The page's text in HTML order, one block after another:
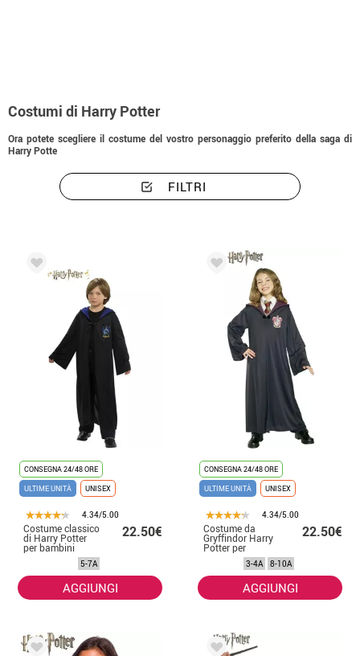
Costumi di Harry Potter
Ora potete scegliere il costume del vostro personaggio preferito della saga di
Harry Potte
FILTRI
CONSEGNA 24/48 ORE
ULTIME UNITÀ
UNISEX
4.34/5.00
Costume classico
di Harry Potter
per bambini
22.50€
5-7A
AGGIUNGI
CONSEGNA 24/48 ORE
ULTIME UNITÀ
UNISEX
4.34/5.00
Costume da
Gryffindor Harry
Potter per
bambino
22.50€
3-4A 8-10A
AGGIUNGI